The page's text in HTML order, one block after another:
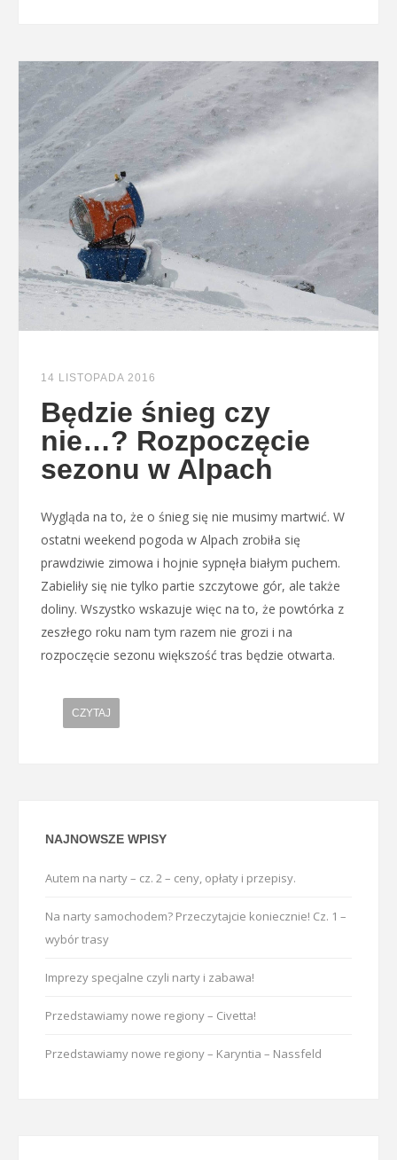
14 LISTOPADA 2016
Będzie śnieg czy
nie…? Rozpoczęcie
sezonu w Alpach
Wygląda na to, że o śnieg się nie musimy martwić. W
ostatni weekend pogoda w Alpach zrobiła się
prawdziwie zimowa i hojnie sypnęła białym puchem.
Zabieliły się nie tylko partie szczytowe gór, ale także
doliny. Wszystko wskazuje więc na to, że powtórka z
zeszłego roku nam tym razem nie grozi i na
rozpoczęcie sezonu większość tras będzie otwarta.
CZYTAJ
NAJNOWSZE WPISY
Autem na narty – cz. 2 – ceny, opłaty i przepisy.
Na narty samochodem? Przeczytajcie koniecznie! Cz. 1 –
wybór trasy
Imprezy specjalne czyli narty i zabawa!
Przedstawiamy nowe regiony – Civetta!
Przedstawiamy nowe regiony – Karyntia – Nassfeld